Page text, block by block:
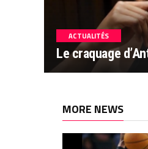
ACTUALITÉS
Le craquage
MORE NEWS